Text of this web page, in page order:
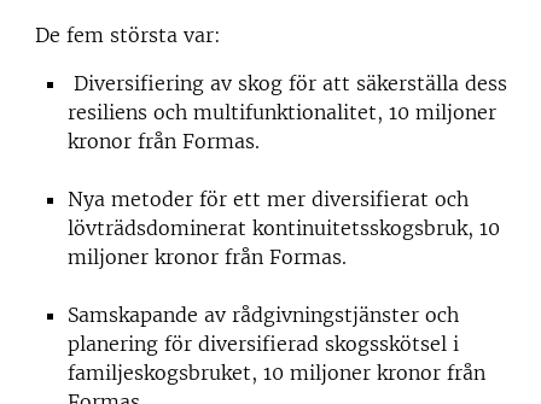
De fem största var:
Diversifiering av skog för att säkerställa dess
resiliens och multifunktionalitet, 10 miljoner
kronor från Formas.
Nya metoder för ett mer diversifierat och
lövträdsdominerat kontinuitetsskogsbruk, 10
miljoner kronor från Formas.
Samskapande av rådgivningstjänster och
planering för diversifierad skogsskötsel i
familjeskogsbruket, 10 miljoner kronor från